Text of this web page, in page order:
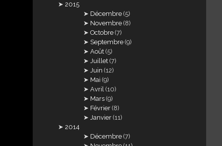
2015
Décembre (5)
Novembre (8)
Octobre (7)
Septembre (9)
Août (5)
Juillet (7)
Juin (12)
Mai (9)
Avril (10)
Mars (9)
Février (8)
Janvier (11)
2014
Décembre (7)